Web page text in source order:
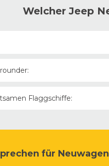
Welcher Jeep
Flaggschiffe:
für extremes
für Neuwagen